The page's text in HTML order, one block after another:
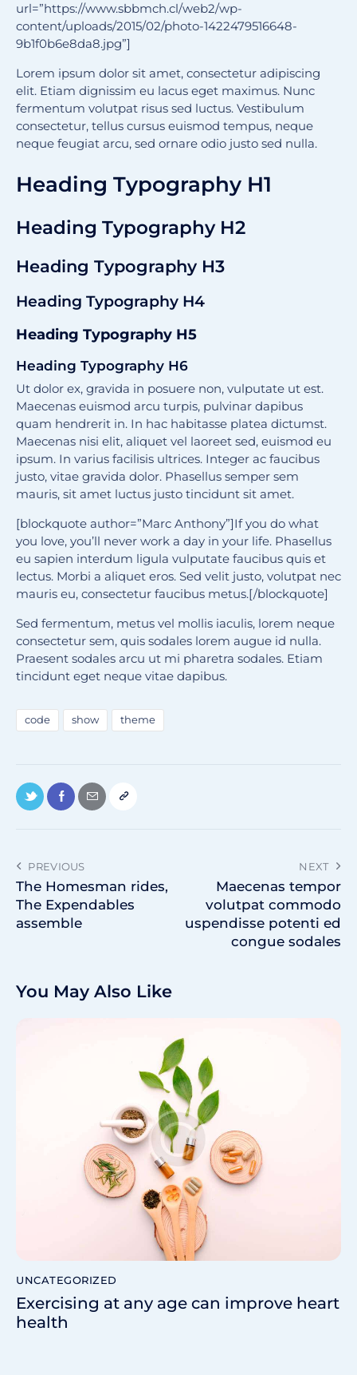
url=”https://www.sbbmch.cl/web2/wp-
content/uploads/2015/02/photo-1422479516648-
9b1f0b6e8da8.jpg”]
Lorem ipsum dolor sit amet, consectetur adipiscing
elit. Etiam dignissim eu lacus eget maximus. Nunc
fermentum volutpat risus sed luctus. Vestibulum
consectetur, tellus cursus euismod tempus, neque
neque feugiat arcu, sed ornare odio justo sed nulla.
Heading Typography H1
Heading Typography H2
Heading Typography H3
Heading Typography H4
Heading Typography H5
Heading Typography H6
Ut dolor ex, gravida in posuere non, vulputate ut est.
Maecenas euismod arcu turpis, pulvinar dapibus
quam hendrerit in. In hac habitasse platea dictumst.
Maecenas nisi elit, aliquet vel laoreet sed, euismod eu
ipsum. In varius facilisis ultrices. Integer ac faucibus
justo, vitae gravida dolor. Phasellus semper sem
mauris, sit amet luctus justo tincidunt sit amet.
[blockquote author=”Marc Anthony”]If you do what
you love, you’ll never work a day in your life. Phasellus
eu sapien interdum ligula vulputate faucibus quis et
lectus. Morbi a aliquet eros. Sed velit justo, volutpat nec
mauris eu, consectetur faucibus metus.[/blockquote]
Sed fermentum, metus vel mollis iaculis, lorem neque
consectetur sem, quis sodales lorem augue id nulla.
Praesent sodales arcu ut mi pharetra sodales. Etiam
tincidunt eget neque vitae dapibus.
code show theme
PREVIOUS
The Homesman rides,
The Expendables
assemble
NEXT
Maecenas tempor
volutpat commodo
uspendisse potenti ed
congue sodales
You May Also Like
UNCATEGORIZED
Exercising at any age can improve heart
health